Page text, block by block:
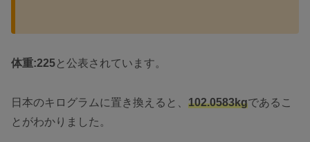
体重:225と公表されています。
日本のキログラムに置き換えると、 102.0583kgであるこ
とがわかりました。